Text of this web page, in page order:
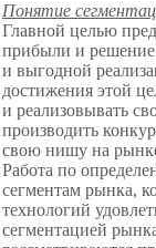
Понятие
Главной целью
прибыли и решение
и выгодной
достижения этой
и реализовывать
производить
свою нишу на
Работа по
сегментам рынка,
технологий
сегментацией